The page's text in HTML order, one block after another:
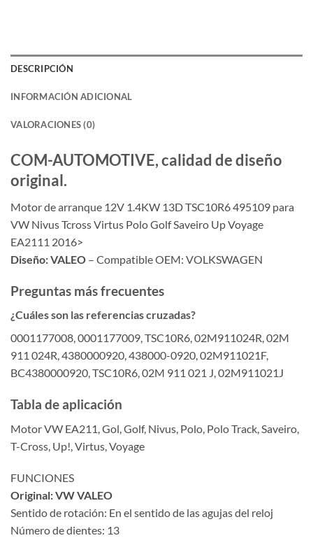
DESCRIPCIÓN
INFORMACIÓN ADICIONAL
VALORACIONES (0)
COM-AUTOMOTIVE, calidad de diseño
original.
Motor de arranque 12V 1.4KW 13D TSC10R6 495109 para
VW Nivus Tcross Virtus Polo Golf Saveiro Up Voyage
EA2111 2016>
Diseño: VALEO – Compatible OEM: VOLKSWAGEN
Preguntas más frecuentes
¿Cuáles son las referencias cruzadas?
0001177008, 0001177009, TSC10R6, 02M911024R, 02M
911 024R, 4380000920, 438000-0920, 02M911021F,
BC4380000920, TSC10R6, 02M 911 021 J, 02M911021J
Tabla de aplicación
Motor VW EA211, Gol, Golf, Nivus, Polo, Polo Track, Saveiro,
T-Cross, Up!, Virtus, Voyage
FUNCIONES
Original: VW VALEO
Sentido de rotación: En el sentido de las agujas del reloj
Número de dientes: 13